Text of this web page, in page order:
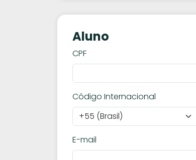
Aluno
CPF
Código Internacional
E-mail